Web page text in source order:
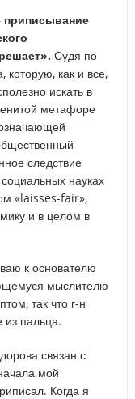
приписывание
Судя по
как и все,
искать в
метафоре
следствие
науках
«laisses-fair»,
и в целом в
к основателю
мыслителю
так что г-н
из пальца.
связан с
мой
Когда я